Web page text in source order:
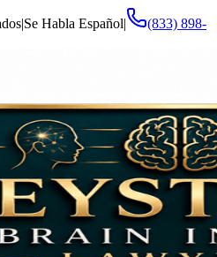
|Se Habla Español|
(833) 898-